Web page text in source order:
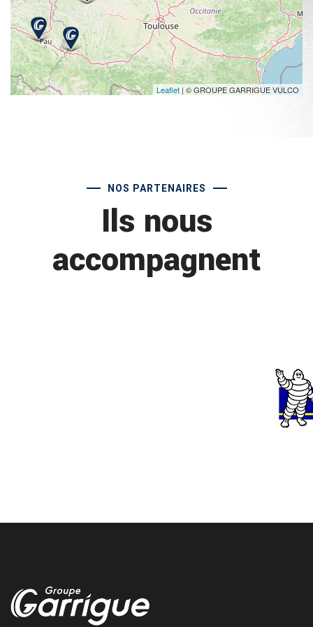
Leaflet | © GROUPE GARRIGUE VULCO
NOS PARTENAIRES
Ils nous
accompagnent
saint cere entretien voiture
remplacement pneus camion sur sol humide